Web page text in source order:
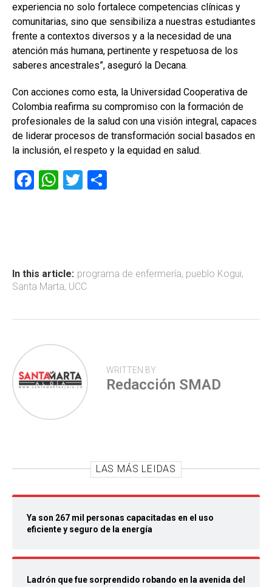
experiencia no solo fortalece competencias clínicas y
comunitarias, sino que sensibiliza a nuestras estudiantes
frente a contextos diversos y a la necesidad de una
atención más humana, pertinente y respetuosa de los
saberes ancestrales”, aseguró la Decana.
Con acciones como esta, la Universidad Cooperativa de
Colombia reafirma su compromiso con la formación de
profesionales de la salud con una visión integral, capaces
de liderar procesos de transformación social basados en
la inclusión, el respeto y la equidad en salud.
F
ok
W
p
p
T
tir
In this article: programa de enfermería, pueblo Kogui,
Santa Marta, UCC
WRITTEN BY
Redacción SMAD
LAS MÁS LEIDAS
Ya son 267 mil personas capacitadas en el uso
eficiente y seguro de la energía
Ladrón que fue sorprendido robando en la avenida del